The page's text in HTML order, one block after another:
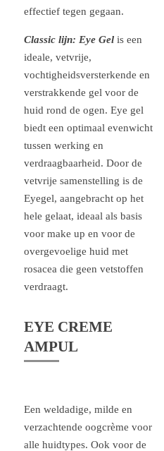
effectief tegen gegaan.
Classic lijn: Eye Gel is een
ideale, vetvrije,
vochtigheidsversterkende en
verstrakkende gel voor de
huid rond de ogen. Eye gel
biedt een optimaal evenwicht
tussen werking en
verdraagbaarheid. Door de
vetvrije samenstelling is de
Eyegel, aangebracht op het
hele gelaat, ideaal als basis
voor make up en voor de
overgevoelige huid met
rosacea die geen vetstoffen
verdraagt.
EYE CREME
AMPUL
Een weldadige, milde en
verzachtende oogcrème voor
alle huidtypes. Ook voor de